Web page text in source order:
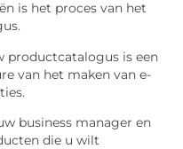
is het proces van het
productcatalogus is een
van het maken van e-
business manager en
die u wilt